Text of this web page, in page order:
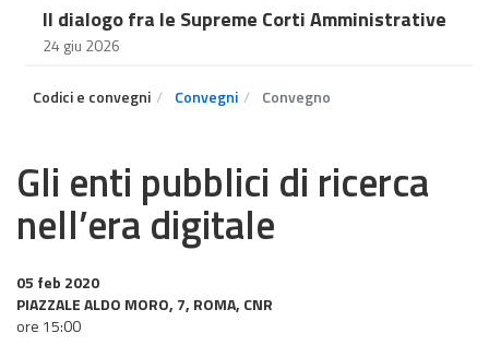
Il dialogo fra le Supreme Corti Amministrative
24 giu 2026
Codici e convegni Convegni Convegno
Gli enti pubblici di ricerca
nell’era digitale
05 feb 2020
PIAZZALE ALDO MORO, 7, ROMA, CNR
ore 15:00